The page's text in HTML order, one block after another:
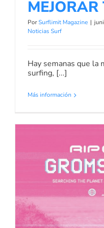
PorSurflimit Magazine |
Noticias Surf
Hay semanas que la
surfing, [...]
Más información